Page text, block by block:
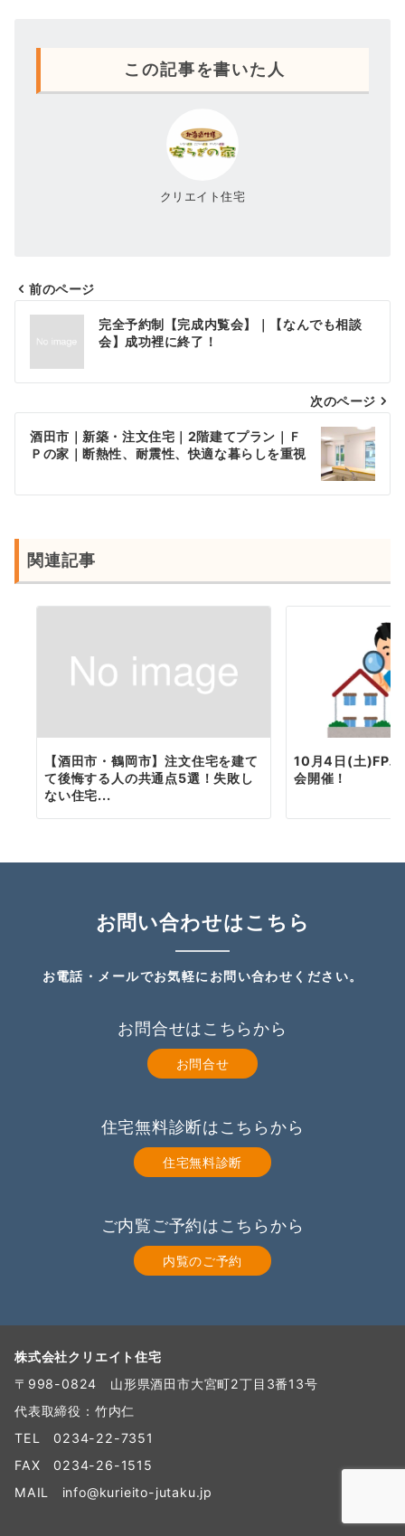
この記事を書いた人
クリエイト住宅
投
ナ
ビ
ゲ
シ
ン
前のページ
完全予約制【完成内覧会】｜【なんでも相談
会】成功裡に終了！
次のページ
酒田市｜新築・注文住宅｜2階建てプラン｜Ｆ
Ｐの家｜断熱性、耐震性、快適な暮らしを重視
関連記事
【酒田市・鶴岡市】注文住宅を建て
て後悔する人の共通点5選！失敗し
ない住宅...
10月4日(土)FPパ
会開催！
お問い合わせはこちら
お電話・メールでお気軽にお問い合わせください。
お問合せはこちらから
お問合せ
住宅無料診断はこちらから
住宅無料診断
ご内覧ご予約はこちらから
内覧のご予約
株式会社クリエイト住宅
〒998-0824 山形県酒田市大宮町2丁目3番13号
代表取締役：竹内仁
TEL 0234-22-7351
FAX 0234-26-1515
MAIL info@kurieito-jutaku.jp